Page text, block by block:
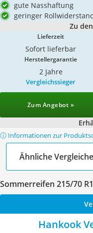
gute Nasshaftung
geringer
Zu
Lieferzeit
Sofort lieferbar
Herstellergarantie
2 Jahre
Vergleichssieger
Zum Angebot »
ⓘ Informationen zur
Ähnliche
Sommerreifen 215/70
Hankook